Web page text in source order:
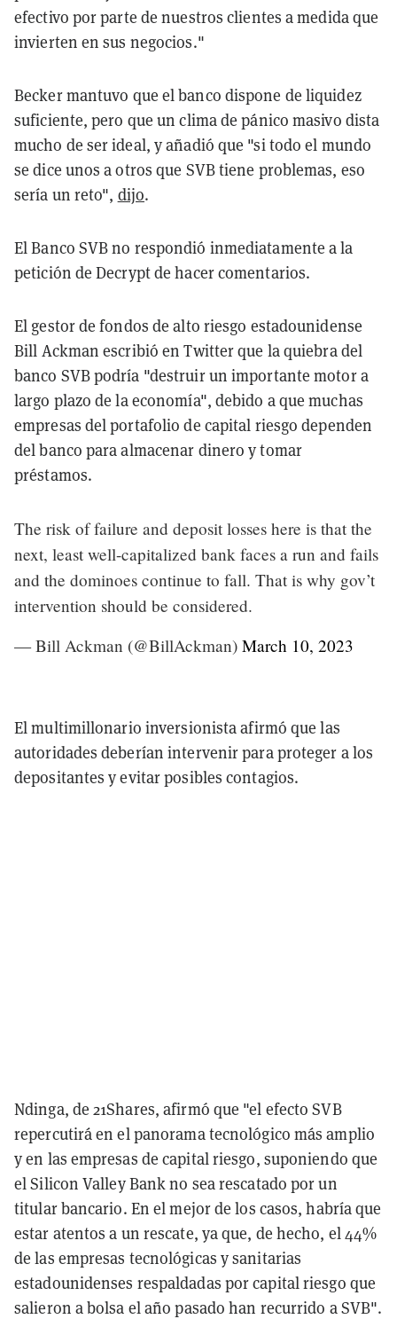
efectivo por parte de nuestros clientes a medida que
invierten en sus negocios."
Becker mantuvo que el banco dispone de liquidez
suficiente, pero que un clima de pánico masivo dista
mucho de ser ideal, y añadió que "si todo el mundo
se dice unos a otros que SVB tiene problemas, eso
sería un reto", dijo.
El Banco SVB no respondió inmediatamente a la
petición de Decrypt de hacer comentarios.
El gestor de fondos de alto riesgo estadounidense
Bill Ackman escribió en Twitter que la quiebra del
banco SVB podría "destruir un importante motor a
largo plazo de la economía", debido a que muchas
empresas del portafolio de capital riesgo dependen
del banco para almacenar dinero y tomar
préstamos.
The risk of failure and deposit losses here is that the
next, least well-capitalized bank faces a run and fails
and the dominoes continue to fall. That is why gov’t
intervention should be considered.
— Bill Ackman (@BillAckman) March 10, 2023
El multimillonario inversionista afirmó que las
autoridades deberían intervenir para proteger a los
depositantes y evitar posibles contagios.
Ndinga, de 21Shares, afirmó que "el efecto SVB
repercutirá en el panorama tecnológico más amplio
y en las empresas de capital riesgo, suponiendo que
el Silicon Valley Bank no sea rescatado por un
titular bancario. En el mejor de los casos, habría que
estar atentos a un rescate, ya que, de hecho, el 44%
de las empresas tecnológicas y sanitarias
estadounidenses respaldadas por capital riesgo que
salieron a bolsa el año pasado han recurrido a SVB".